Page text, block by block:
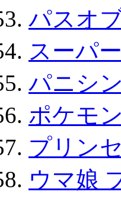
パスオ
スーパ
パニシ
ポケモ
プリン
ウマ娘